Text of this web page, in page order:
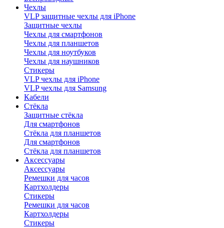
Чехлы
VLP защитные чехлы для iPhone
Защитные чехлы
Чехлы для смартфонов
Чехлы для планшетов
Чехлы для ноутбуков
Чехлы для наушников
Стикеры
VLP чехлы для iPhone
VLP чехлы для Samsung
Кабели
Стёкла
Защитные стёкла
Для смартфонов
Стёкла для планшетов
Для смартфонов
Стёкла для планшетов
Аксессуары
Аксессуары
Ремешки для часов
Картхолдеры
Стикеры
Ремешки для часов
Картхолдеры
Стикеры